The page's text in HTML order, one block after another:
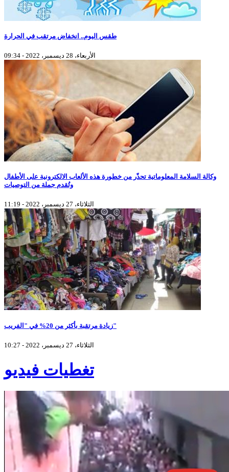
طقس اليوم.. انخفاض مرتقب في الحرارة
الأربعاء، 28 ديسمبر، 2022 - 09:34
وكالة السلامة المعلوماتية تحذّر من خطورة هذه الألعاب الالكترونية على الأطفال
وتُقدم جملة من التوصيات
الثلاثاء، 27 ديسمبر، 2022 - 11:19
زيادة مرتقبة بأكثر من 20% في "الفريب"
الثلاثاء، 27 ديسمبر، 2022 - 10:27
تغطيات فيديو